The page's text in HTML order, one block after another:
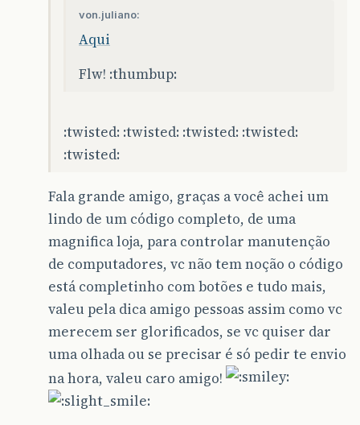
von.juliano:
Aqui
Flw! :thumbup:
:twisted: :twisted: :twisted: :twisted:
:twisted:
Fala grande amigo, graças a você achei um
lindo de um código completo, de uma
magnifica loja, para controlar manutenção
de computadores, vc não tem noção o código
está completinho com botões e tudo mais,
valeu pela dica amigo pessoas assim como vc
merecem ser glorificados, se vc quiser dar
uma olhada ou se precisar é só pedir te envio
na hora, valeu caro amigo!